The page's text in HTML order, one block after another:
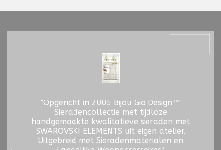
"Opgericht in 2005 Bijou Gio Design™
Sieradencollectie met tijdloze
handgemaakte kwalitatieve sieraden met
SWAROVSKI ELEMENTS uit eigen atelier.
Uitgebreid met Sieradenmaterialen en